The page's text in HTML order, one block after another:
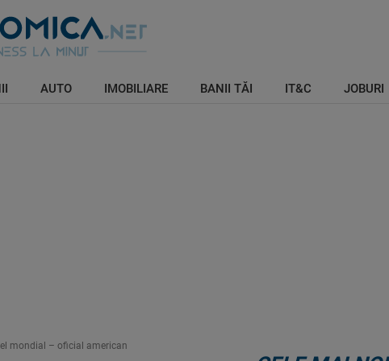
AUTO IMOBILIARE BANII TĂI IT&C JOBURI
mondial – oficial american